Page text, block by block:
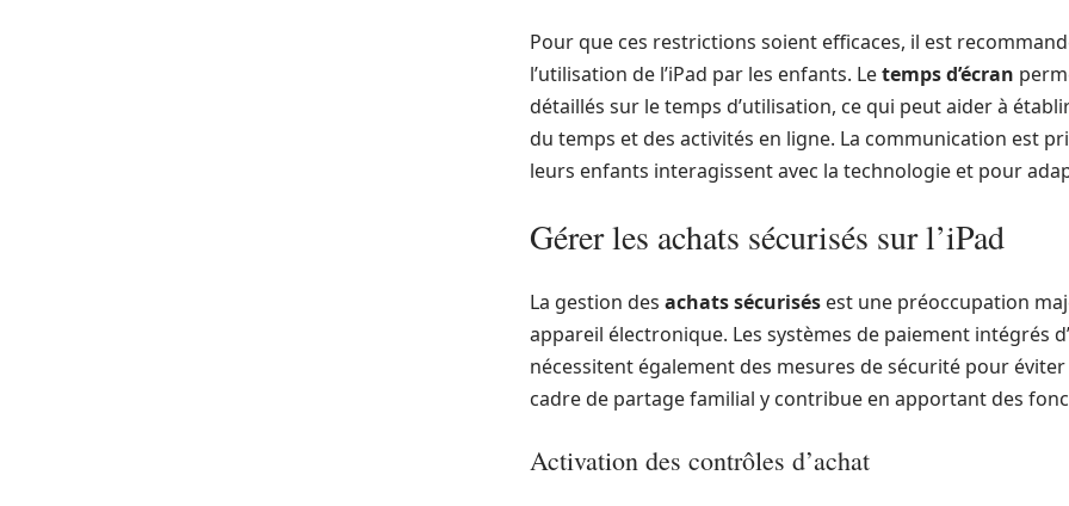
Pour que ces restrictions soient efficaces, il est
l’utilisation de l’iPad par les enfants. Letemps d’écran
détaillés sur le temps d’utilisation, ce qui peut aider à
du temps et des activités en ligne. La communication est
leurs enfants interagissent avec la technologie et pour
Gérer les achats sécurisés sur l’iPad
La gestion des achats sécurisés est une préoccupation
appareil électronique. Les systèmes de paiement intégrés
nécessitent également des mesures de sécurité pour
cadre de partage familial y contribue en apportant des
Activation des contrôles d’achat